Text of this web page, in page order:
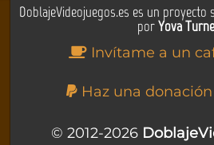
DoblajeVideojuegos.es es un
porYova
Invítame a un
Haz una
© 2012-2026